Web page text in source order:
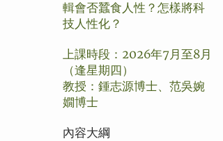
輯會否蠶食人性？怎樣將科
技人性化？
上課時段：2026年7月至8月
（逢星期四）
教授：鍾志源博士、范吳婉
嫺博士
內容大綱